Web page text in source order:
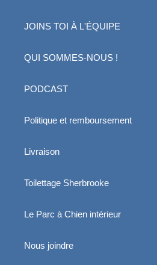
JOINS TOI À L'ÉQUIPE
QUI SOMMES-NOUS !
PODCAST
Politique et remboursement
Livraison
Toilettage Sherbrooke
Le Parc à Chien intérieur
Nous joindre